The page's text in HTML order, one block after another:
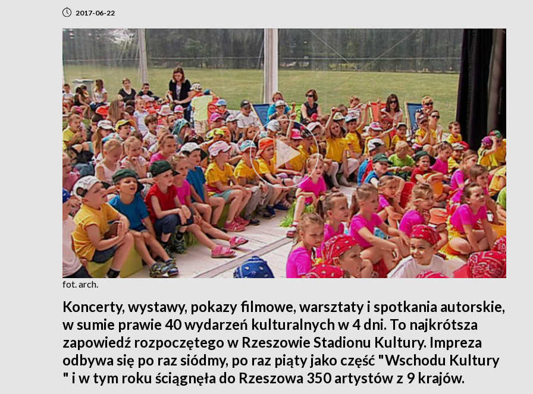
2017-06-22
fot. arch.
Koncerty, wystawy, pokazy filmowe, warsztaty i spotkania autorskie,
w sumie prawie 40 wydarzeń kulturalnych w 4 dni. To najkrótsza
zapowiedź rozpoczętego w Rzeszowie Stadionu Kultury. Impreza
odbywa się po raz siódmy, po raz piąty jako część "Wschodu Kultury
" i w tym roku ściągnęła do Rzeszowa 350 artystów z 9 krajów.